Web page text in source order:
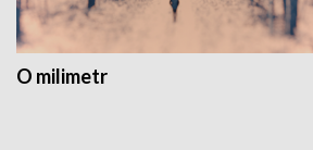
O milimetr